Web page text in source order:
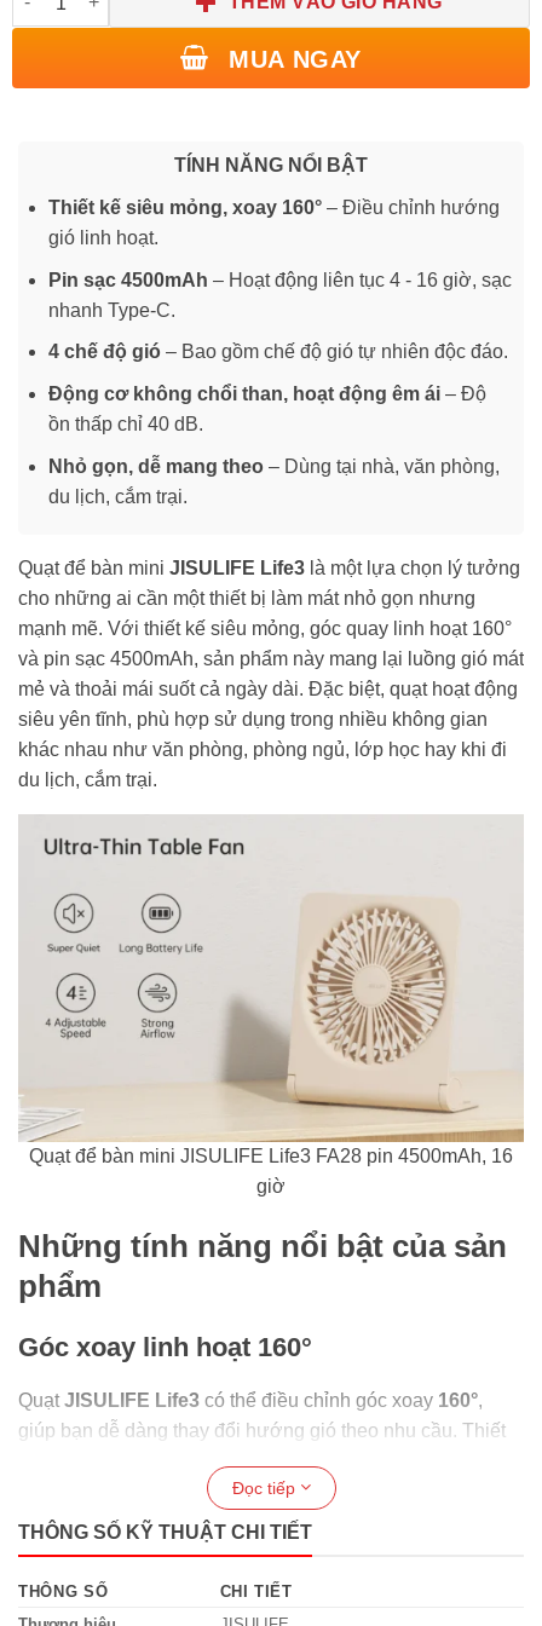
MUA NGAY
TÍNH NĂNG NỔI BẬT
Thiết kế siêu mỏng, xoay 160° – Điều chỉnh hướng
gió linh hoạt.
Pin sạc 4500mAh – Hoạt động liên tục 4 - 16 giờ, sạc
nhanh Type-C.
4 chế độ gió – Bao gồm chế độ gió tự nhiên độc đáo.
Động cơ không chổi than, hoạt động êm ái – Độ
ồn thấp chỉ 40 dB.
Nhỏ gọn, dễ mang theo – Dùng tại nhà, văn phòng,
du lịch, cắm trại.
Quạt để bàn mini JISULIFE Life3 là một lựa chọn lý tưởng
cho những ai cần một thiết bị làm mát nhỏ gọn nhưng
mạnh mẽ. Với thiết kế siêu mỏng, góc quay linh hoạt 160°
và pin sạc 4500mAh, sản phẩm này mang lại luồng gió mát
mẻ và thoải mái suốt cả ngày dài. Đặc biệt, quạt hoạt động
siêu yên tĩnh, phù hợp sử dụng trong nhiều không gian
khác nhau như văn phòng, phòng ngủ, lớp học hay khi đi
du lịch, cắm trại.
Quạt để bàn mini JISULIFE Life3 FA28 pin 4500mAh, 16
giờ
Những tính năng nổi bật của sản
phẩm
Góc xoay linh hoạt 160°
Quạt JISULIFE Life3 có thể điều chỉnh góc xoay 160°,
giúp bạn dễ dàng thay đổi hướng gió theo nhu cầu. Thiết
giác mát mẻ thoải mái dù bạn đang ngồi làm việc, thư giãn
hay ngủ.
Đọc tiếp
THÔNG SỐ KỸ THUẬT CHI TIẾT
THÔNG SỐ
CHI TIẾT